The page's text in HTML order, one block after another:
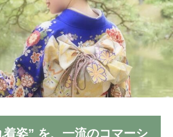
着姿” を、一流のコマーシ